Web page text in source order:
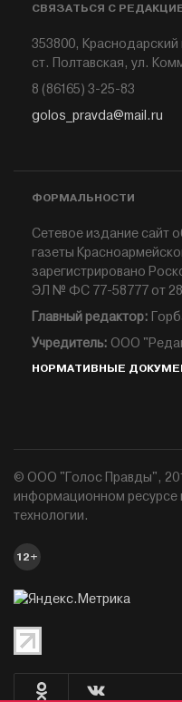
СВЯЗАТЬСЯ С
353800,
ст. Полтавская, ул.
8 (86165) 3-25-83
golos_pravda@mail.ru
ФОРМАЛЬНОСТИ
Сетевое издание сайт
газеты
зарегистрировано
ЭЛ № ФС 77-58777 от
Главный редактор:
Учредитель: ООО
НОРМАТИВНЫЕ
© ООО "Голос Правды",
информационном ресурсе
технологии.
12+